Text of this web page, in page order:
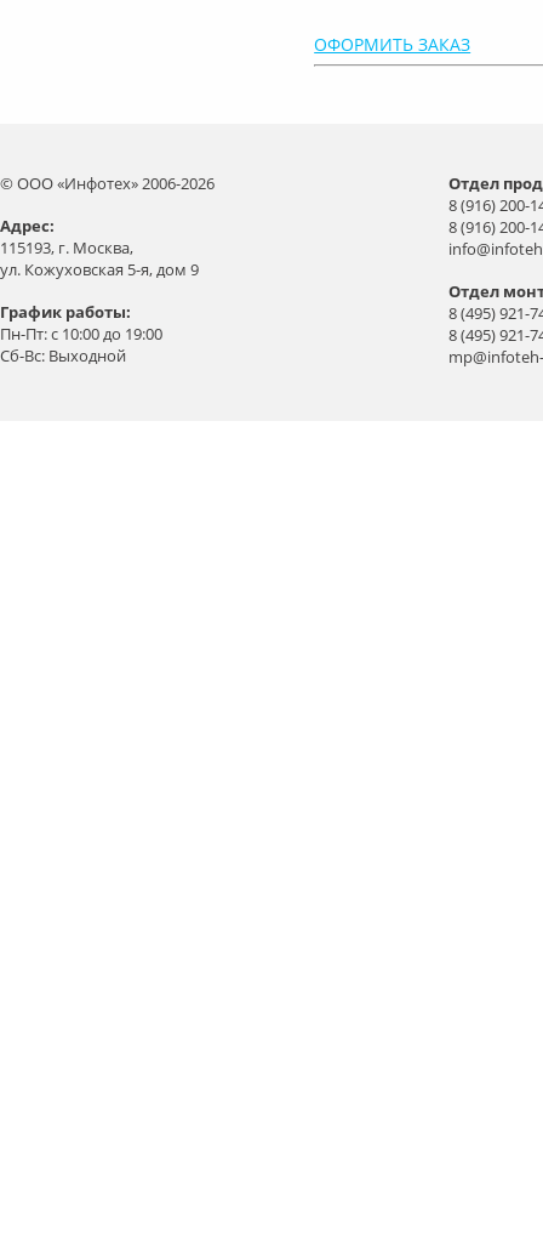
ОФОРМИТЬ ЗАКАЗ
© ООО «Инфотех» 2006-2026
Aдрес:
115193, г. Москва,
ул. Кожуховская 5-я, дом 9
График работы:
Пн-Пт: с 10:00 до 19:00
Сб-Вс: Выходной
Отдел
8 (916) 200-
8 (916) 200-
Отдел
8 (495) 921-
8 (495) 921-